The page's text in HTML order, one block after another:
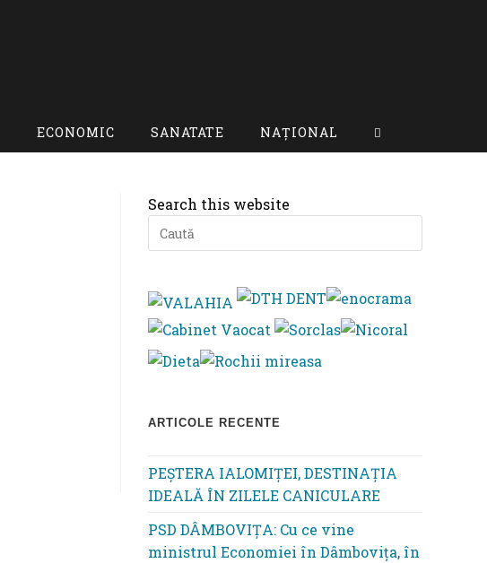
ECONOMIC SANATATE NAȚIONAL Toggle
search
Search this website
ARTICOLE RECENTE
PEȘTERA IALOMIȚEI, DESTINAȚIA
IDEALĂ ÎN ZILELE CANICULARE
PSD DÂMBOVIȚA: Cu ce vine
ministrul Economiei în Dâmbovița, în